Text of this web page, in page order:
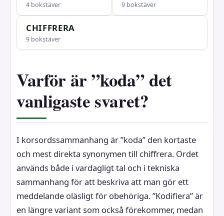
4 bokstäver 9 bokstäver
CHIFFRERA
9 bokstäver
Varför är ”koda” det
vanligaste svaret?
I korsordssammanhang är ”koda” den kortaste
och mest direkta synonymen till chiffrera. Ordet
används både i vardagligt tal och i tekniska
sammanhang för att beskriva att man gör ett
meddelande oläsligt för obehöriga. ”Kodifiera” är
en längre variant som också förekommer, medan